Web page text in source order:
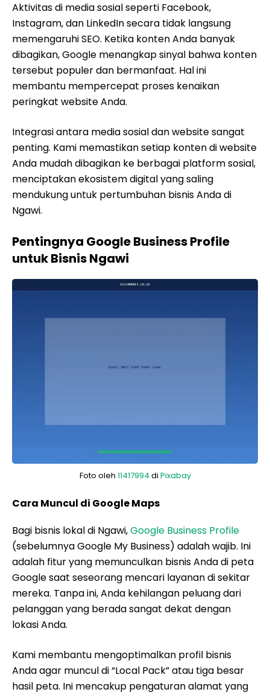
Aktivitas di media sosial seperti Facebook,
Instagram, dan LinkedIn secara tidak langsung
memengaruhi SEO. Ketika konten Anda banyak
dibagikan, Google menangkap sinyal bahwa konten
tersebut populer dan bermanfaat. Hal ini
membantu mempercepat proses kenaikan
peringkat website Anda.
Integrasi antara media sosial dan website sangat
penting. Kami memastikan setiap konten di website
Anda mudah dibagikan ke berbagai platform sosial,
menciptakan ekosistem digital yang saling
mendukung untuk pertumbuhan bisnis Anda di
Ngawi.
Pentingnya Google Business Profile
untuk Bisnis Ngawi
Foto oleh 11417994 di Pixabay
Cara Muncul di Google Maps
Bagi bisnis lokal di Ngawi,Google Business Profile
(sebelumnya Google My Business) adalah wajib. Ini
adalah fitur yang memunculkan bisnis Anda di peta
Google saat seseorang mencari layanan di sekitar
mereka. Tanpa ini, Anda kehilangan peluang dari
pelanggan yang berada sangat dekat dengan
lokasi Anda.
Kami membantu mengoptimalkan profil bisnis
Anda agar muncul di “Local Pack” atau tiga besar
hasil peta. Ini mencakup pengaturan alamat yang